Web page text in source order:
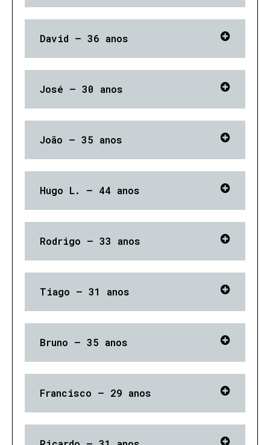
David – 36 anos
José – 30 anos
João – 35 anos
Hugo L. – 44 anos
Rodrigo – 33 anos
Tiago – 31 anos
Bruno – 35 anos
Francisco – 29 anos